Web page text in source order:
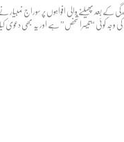
کے بعد پھیلنے والی افواہوں پر سوراج
کی وجہ کوئی “تیسرا شخص” ہے اور یہ بھی دعویٰ